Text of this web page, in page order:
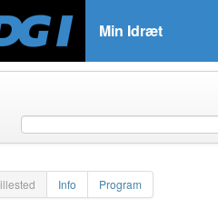
Min Idræt
Info Program